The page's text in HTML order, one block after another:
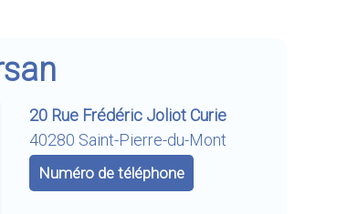
20 Rue Frédéric Joliot Curie
40280 Saint-Pierre-du-Mont
Numéro de téléphone